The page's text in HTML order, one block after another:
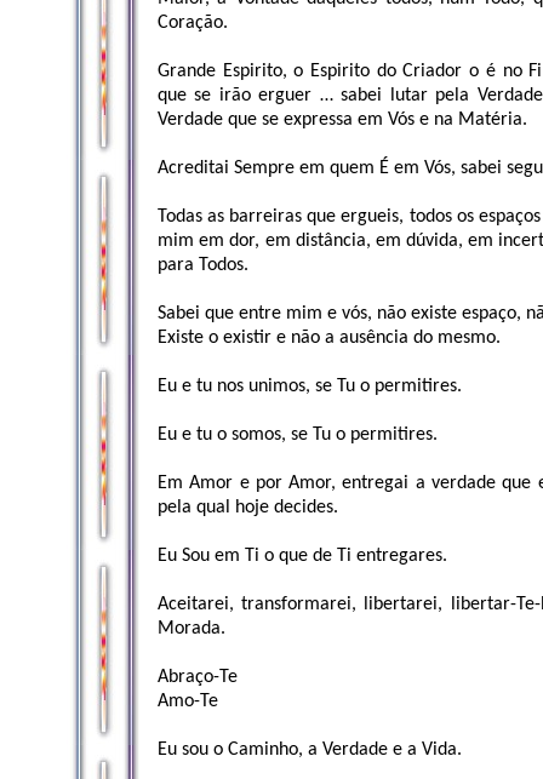
Coração.
Grande Espirito, o Espirito do Criador o é no
que se irão erguer … sabei lutar pela
Verdade que se expressa em Vós e na Matéria.
Acreditai Sempre em quem É em Vós, sabei
Todas as barreiras que ergueis, todos os
mim em dor, em distância, em dúvida, em
para Todos.
Sabei que entre mim e vós, não existe espaço,
Existe o existir e não a ausência do mesmo.
Eu e tu nos unimos, se Tu o permitires.
Eu e tu o somos, se Tu o permitires.
Em Amor e por Amor, entregai a verdade que
pela qual hoje decides.
Eu Sou em Ti o que de Ti entregares.
Aceitarei, transformarei, libertarei, libertar-
Morada.
Abraço-Te
Amo-Te
Eu sou o Caminho, a Verdade e a Vida.